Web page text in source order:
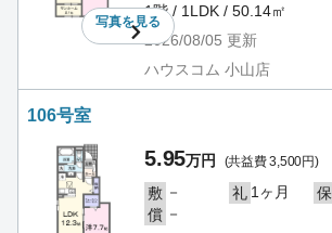
写真を見る
1階 / 1LDK / 50.14㎡
2026/08/05 更新
ハウスコム 小山店
106号室
5.95万円 (共益費 3,500円)
敷 － 礼 1ヶ月 保
償 －